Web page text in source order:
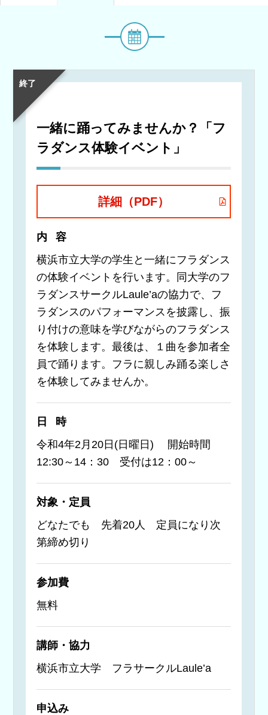
イ
ベ
ン
ト・
講
終了
一緒に踊ってみませんか？「フ
ラダンス体験イベント」
詳細（PDF）
内容
横浜市立大学の学生と一緒にフラダンス
の体験イベントを行います。同大学のフ
ラダンスサークルLaule’aの協力で、フ
ラダンスのパフォーマンスを披露し、振
り付けの意味を学びながらのフラダンス
を体験します。最後は、１曲を参加者全
員で踊ります。フラに親しみ踊る楽しさ
を体験してみませんか。
日時
令和4年2月20日(日曜日) 開始時間
12:30～14：30 受付は12：00～
対象・定員
どなたでも 先着20人 定員になり次
第締め切り
参加費
無料
講師・協力
横浜市立大学 フラサークルLaule’a
申込み